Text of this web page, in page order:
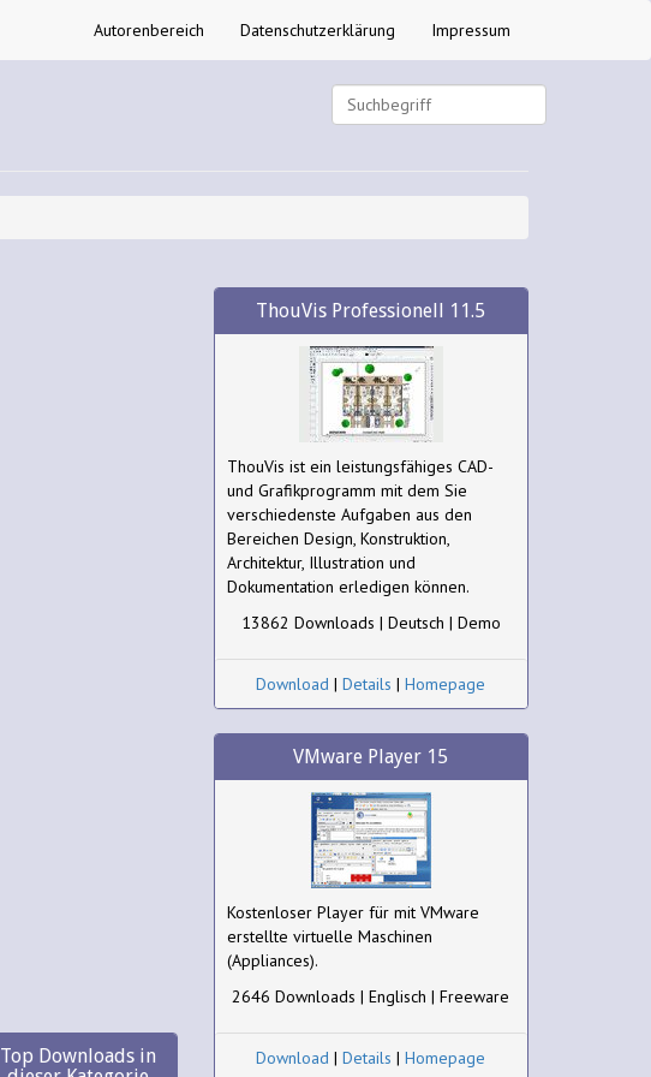
Autorenbereich Datenschutzerklärung Impressum
Top Downloads in
ThouVis Professionell 11.5
ThouVis ist ein leistungsfähiges CAD-
und Grafikprogramm mit dem Sie
verschiedenste Aufgaben aus den
Bereichen Design, Konstruktion,
Architektur, Illustration und
Dokumentation erledigen können.
13862 Downloads | Deutsch | Demo
Download |Details |Homepage
VMware Player 15
Kostenloser Player für mit VMware
erstellte virtuelle Maschinen
(Appliances).
2646 Downloads | Englisch | Freeware
Download |Details |Homepage